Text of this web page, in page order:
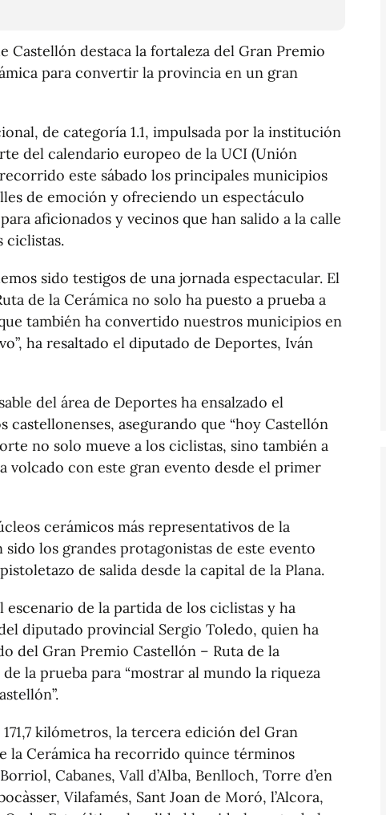
Castellón destaca la fortaleza del Gran Premio
para convertir la provincia en un gran
de categoría 1.1, impulsada por la institución
del calendario europeo de la UCI (Unión
este sábado los principales municipios
de emoción y ofreciendo un espectáculo
aficionados y vecinos que han salido a la calle
ciclistas.
sido testigos de una jornada espectacular. El
de la Cerámica no solo ha puesto a prueba a
también ha convertido nuestros municipios en
ha resaltado el diputado de Deportes, Iván
del área de Deportes ha ensalzado el
castellonenses, asegurando que “hoy Castellón
no solo mueve a los ciclistas, sino también a
volcado con este gran evento desde el primer
cerámicos más representativos de la
los grandes protagonistas de este evento
de salida desde la capital de la Plana.
escenario de la partida de los ciclistas y ha
diputado provincial Sergio Toledo, quien ha
del Gran Premio Castellón – Ruta de la
la prueba para “mostrar al mundo la riqueza
kilómetros, la tercera edición del Gran
la Cerámica ha recorrido quince términos
Cabanes, Vall d’Alba, Benlloch, Torre d’en
Vilafamés, Sant Joan de Moró, l’Alcora,